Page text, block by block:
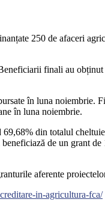
250 de afaceri
finali au
în luna noiembrie.
în luna noiembrie.
69,68% din totalul
de un grant
aferente
in-agricultura-fca/